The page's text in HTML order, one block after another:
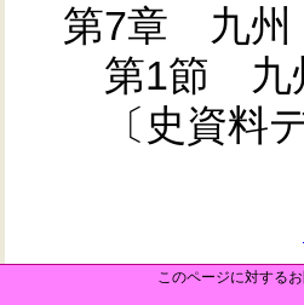
第7章 九州
第1節 九州
〔史資料デ
このページに対する